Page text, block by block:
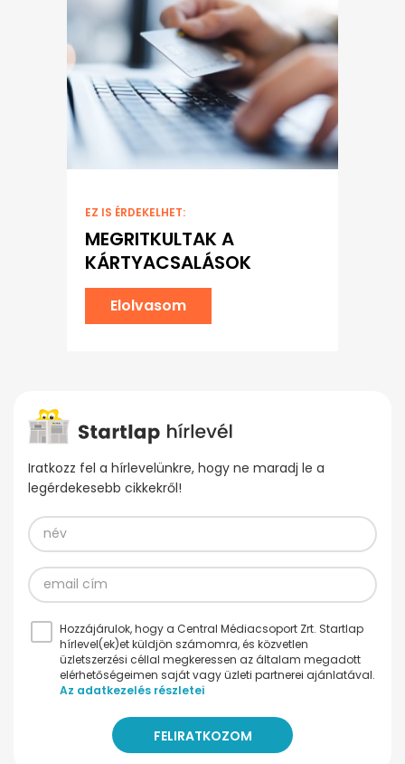
EZ IS ÉRDEKELHET:
MEGRITKULTAK A
KÁRTYACSALÁSOK
Elolvasom
Iratkozz fel a hírlevelünkre, hogy ne maradj le a
legérdekesebb cikkekről!
Hozzájárulok, hogy a Central Médiacsoport Zrt. Startlap
hírlevel(ek)et küldjön számomra, és közvetlen
üzletszerzési céllal megkeressen az általam megadott
elérhetőségeimen saját vagy üzleti partnerei ajánlatával.
Az adatkezelés részletei